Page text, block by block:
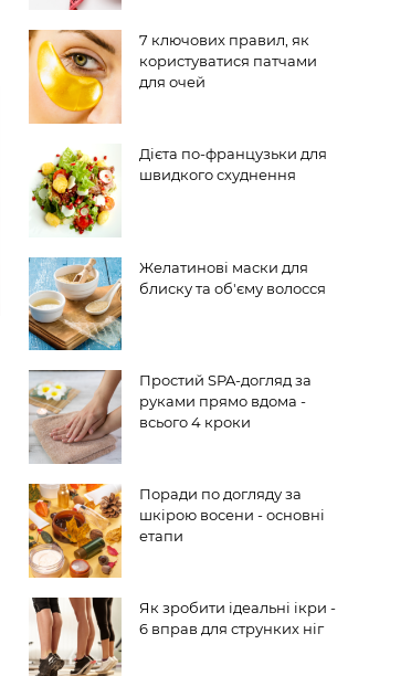
7 ключових правил, як
користуватися патчами
для очей
Дієта по-французьки для
швидкого схуднення
Желатинові маски для
блиску та об'єму волосся
Простий SPA-догляд за
руками прямо вдома -
всього 4 кроки
Поради по догляду за
шкірою восени - основні
етапи
Як зробити ідеальні ікри -
6 вправ для струнких ніг